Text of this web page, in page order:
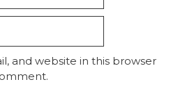
and website in this browser